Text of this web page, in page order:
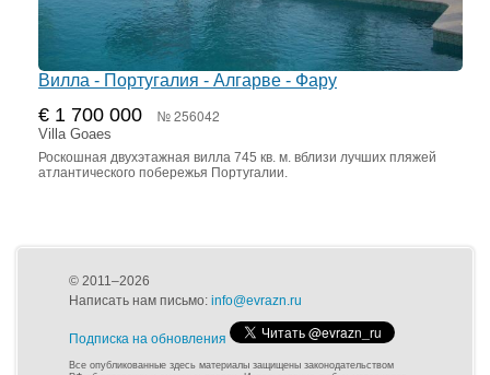
Вилла - Португалия - Алгарве - Фару
€ 1 700 000 № 256042
Villa Goaes
Роскошная двухэтажная вилла 745 кв. м. вблизи лучших пляжей
атлантического побережья Португалии.
© 2011–2026
Написать нам письмо: info@evrazn.ru
Подписка на обновления
Все опубликованные здесь материалы защищены законодательством